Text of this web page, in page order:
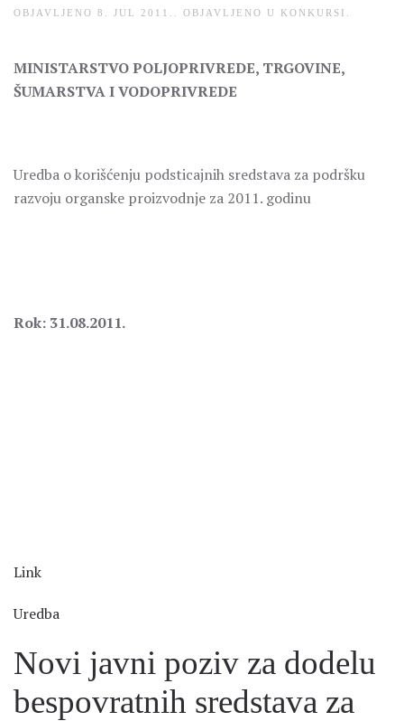
OBJAVLJENO 8. JUL 2011. . OBJAVLJENO U KONKURSI
MINISTARSTVO POLJOPRIVREDE, TRGOVINE,
ŠUMARSTVA I VODOPRIVREDE
Uredba o korišćenju podsticajnih sredstava za podršku
razvoju organske proizvodnje za 2011. godinu
Rok: 31.08.2011.
Link
Uredba
Novi javni poziv za dodelu
bespovratnih sredstava za